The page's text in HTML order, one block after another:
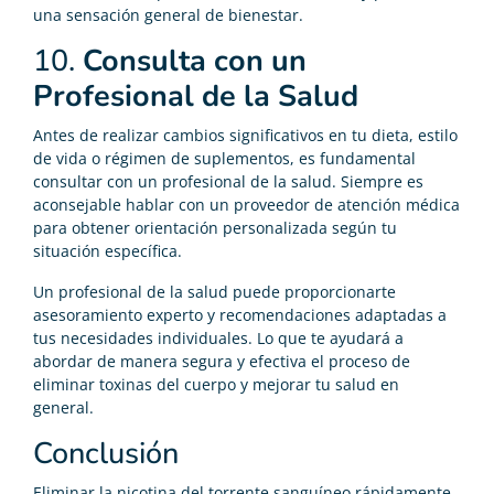
una sensación general de bienestar.
10. Consulta con un
Profesional de la Salud
Antes de realizar cambios significativos en tu dieta, estilo
de vida o régimen de suplementos, es fundamental
consultar con un profesional de la salud. Siempre es
aconsejable hablar con un proveedor de atención médica
para obtener orientación personalizada según tu
situación específica.
Un profesional de la salud puede proporcionarte
asesoramiento experto y recomendaciones adaptadas a
tus necesidades individuales. Lo que te ayudará a
abordar de manera segura y efectiva el proceso de
eliminar toxinas del cuerpo y mejorar tu salud en
general.
Conclusión